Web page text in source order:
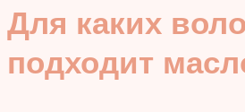
Для каких
подходит